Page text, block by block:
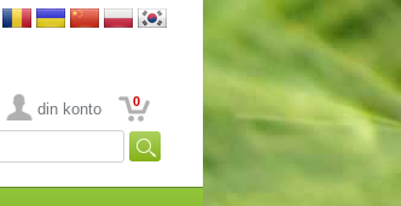
din konto 0